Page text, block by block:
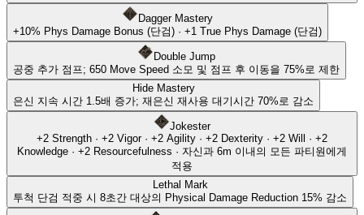
Dagger Mastery
+10% Phys Damage Bonus (단검) · +1 True Phys Damage (단검)
Double Jump
공중 추가 점프; 650 Move Speed 소모 및 점프 후 이동을 75%로 제한
Hide Mastery
은신 지속 시간 1.5배 증가; 재은신 재사용 대기시간 70%로 감소
Jokester
+2 Strength · +2 Vigor· +2 Agility · +2 Dexterity · +2 Will · +2
Knowledge · +2 Resourcefulness · 자신과 6m 이내의 모든 파티원에게
적용
Lethal Mark
투척 단검 적중 시 8초간 대상의 Physical Damage Reduction 15% 감소